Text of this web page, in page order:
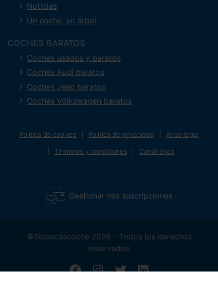
Noticias
Un coche, un árbol
COCHES BARATOS
Coches usados y baratos
Coches Audi baratos
Coches Jeep baratos
Coches Volkswagen baratos
Política de cookies Política de privacidad Aviso legal
Términos y condiciones Canal ético
Gestionar mis suscripciones
©Sibuscascoche 2026 - Todos los derechos
reservados